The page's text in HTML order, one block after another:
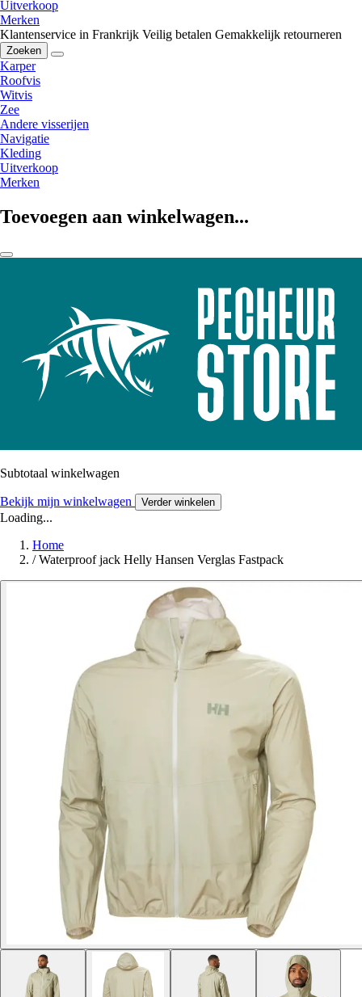
Uitverkoop
Merken
Klantenservice in Frankrijk Veilig betalen Gemakkelijk retourneren
Zoeken
Karper
Roofvis
Witvis
Zee
Andere visserijen
Navigatie
Kleding
Uitverkoop
Merken
Toevoegen aan winkelwagen...
Subtotaal winkelwagen
Bekijk mijn winkelwagen Verder winkelen
Loading...
Home
/ Waterproof jack Helly Hansen Verglas Fastpack